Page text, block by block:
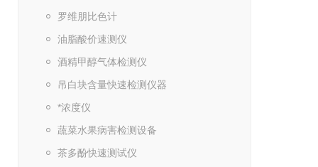
罗维朋比色计
油脂酸价速测仪
酒精甲醇气体检测仪
吊白块含量快速检测仪器
*浓度仪
蔬菜水果病害检测设备
茶多酚快速测试仪